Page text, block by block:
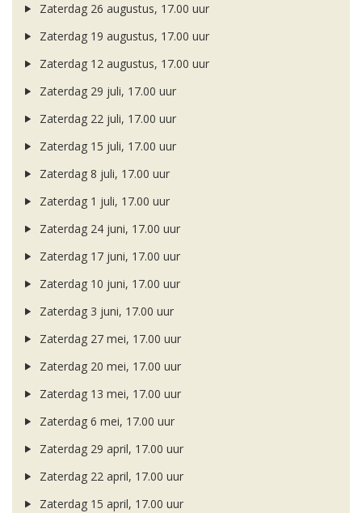
Zaterdag 26 augustus, 17.00 uur
Zaterdag 19 augustus, 17.00 uur
Zaterdag 12 augustus, 17.00 uur
Zaterdag 29 juli, 17.00 uur
Zaterdag 22 juli, 17.00 uur
Zaterdag 15 juli, 17.00 uur
Zaterdag 8 juli, 17.00 uur
Zaterdag 1 juli, 17.00 uur
Zaterdag 24 juni, 17.00 uur
Zaterdag 17 juni, 17.00 uur
Zaterdag 10 juni, 17.00 uur
Zaterdag 3 juni, 17.00 uur
Zaterdag 27 mei, 17.00 uur
Zaterdag 20 mei, 17.00 uur
Zaterdag 13 mei, 17.00 uur
Zaterdag 6 mei, 17.00 uur
Zaterdag 29 april, 17.00 uur
Zaterdag 22 april, 17.00 uur
Zaterdag 15 april, 17.00 uur